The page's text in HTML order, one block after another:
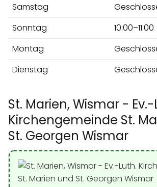
Samstag
Sonntag
10:00–11:00
Montag
Dienstag
St. Marien, Wismar -
Kirchengemeinde St.
St. Georgen Wismar